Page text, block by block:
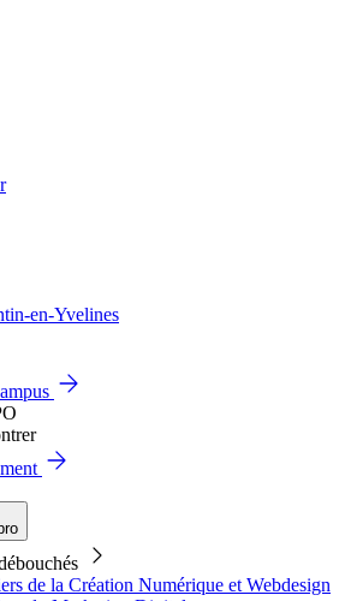
en-Yvelines
de la Création Numérique et Webdesign